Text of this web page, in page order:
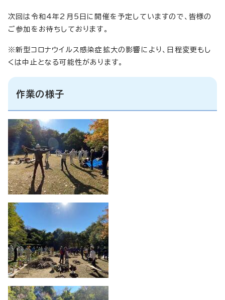
次回は令和4年2月5日に開催を予定していますので、皆様の
ご参加をお待ちしております。
※新型コロナウイルス感染症拡大の影響により、日程変更もし
くは中止となる可能性があります。
作業の様子